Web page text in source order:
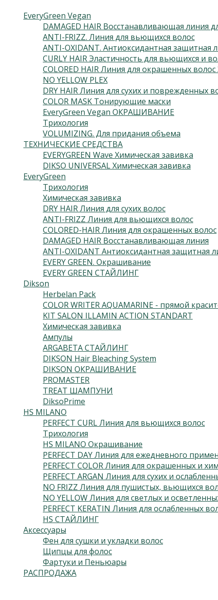
EveryGreen Vegan
DAMAGED HAIR Восстанавливающая линия
ANTI-FRIZZ. Линия для вьющихся волос
ANTI-OXIDANT. Антиоксидантная защитная
CURLY HAIR Эластичность для вьющихся и
COLORED HAIR Линия для окрашенных
NO YELLOW PLEX
DRY HAIR Линия для сухих и поврежденных
COLOR MASK Тонирующие маски
EveryGreen Vegan ОКРАШИВАНИЕ
Трихология
VOLUMIZING. Для придания объема
ТЕХНИЧЕСКИЕ СРЕДСТВА
EVERYGREEN Wave Химическая завивка
DIKSO UNIVERSAL Химическая завивка
EveryGreen
Трихология
Химическая завивка
DRY HAIR Линия для сухих волос
ANTI-FRIZZ Линия для вьющихся волос
COLORED-HAIR Линия для окрашенных волос
DAMAGED HAIR Восстанавливающая линия
ANTI-OXIDANT Антиоксидантная защитная
EVERY GREEN. Окрашивание
EVERY GREEN СТАЙЛИНГ
Dikson
Herbelan Pack
COLOR WRITER AQUAMARINE - прямой
KIT SALON ILLAMIN ACTION STANDART
Химическая завивка
Ампулы
ARGABETA СТАЙЛИНГ
DIKSON Hair Bleaching System
DIKSON ОКРАШИВАНИЕ
PROMASTER
TREAT ШАМПУНИ
DiksoPrime
HS MILANO
PERFECT CURL Линия для вьющихся волос
Трихология
HS MILANO Окрашивание
PERFECT DAY Линия для ежедневного
PERFECT COLOR Линия для окрашенных и
PERFECT ARGAN Линия для сухих и
NO FRIZZ Линия для пушистых, вьющихся
NO YELLOW Линия для светлых и
PERFECT KERATIN Линия для ослабленных
HS СТАЙЛИНГ
Аксессуары
Фен для сушки и укладки волос
Щипцы для фолос
Фартуки и Пеньюары
РАСПРОДАЖА